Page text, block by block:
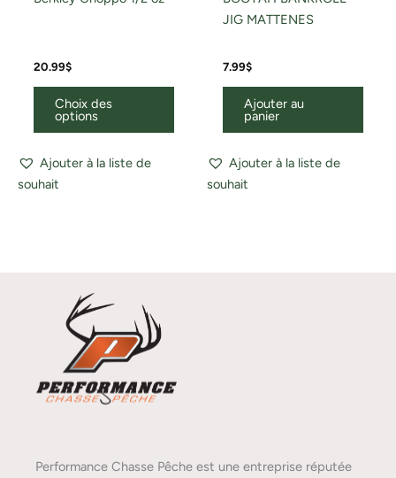
20.99$
Choix des
options
Ajouter à la liste de
souhait
JIG MATTENES
7.99$
Ajouter au
panier
Ajouter à la liste de
souhait
Performance Chasse Pêche est une entreprise réputée